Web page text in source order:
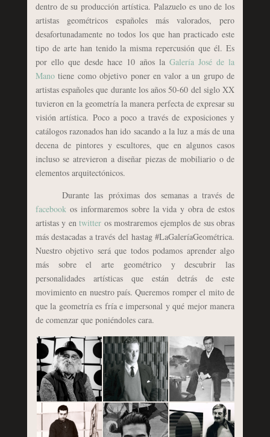
dentro de su producción artística. Palazuelo es uno de los
artistas geométricos españoles más valorados, pero
desafortunadamente no todos los que han practicado este
tipo de arte han tenido la misma repercusión que él. Es
por ello que desde hace 10 años la Galería José de la
Manotiene como objetivo poner en valor a un grupo de
artistas españoles que durante los años 50-60 del siglo XX
tuvieron en la geometría la manera perfecta de expresar su
visión artística. Poco a poco a través de exposiciones y
catálogos razonados han ido sacando a la luz a más de una
decena de pintores y escultores, que en algunos casos
incluso se atrevieron a diseñar piezas de mobiliario o de
elementos arquitectónicos.
Durante las próximas dos semanas a través de
facebookos informaremos sobre la vida y obra de estos
artistas y entwitter os mostraremos ejemplos de sus obras
más destacadas a través del hastag #LaGaleríaGeométrica.
Nuestro objetivo será que todos podamos aprender algo
más sobre el arte geométrico y descubrir las
personalidades artísticas que están detrás de este
movimiento en nuestro país. Queremos romper el mito de
que la geometría es fría e impersonal y qué mejor manera
de comenzar que poniéndoles cara.